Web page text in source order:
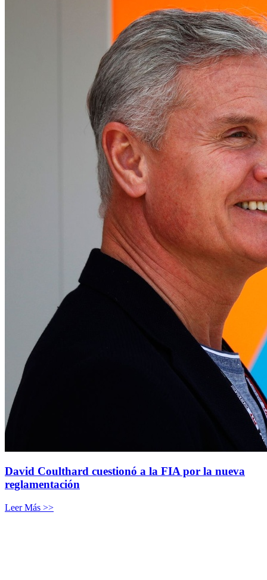
David Coulthard cuestionó a la FIA por la nueva
reglamentación
Leer Más >>